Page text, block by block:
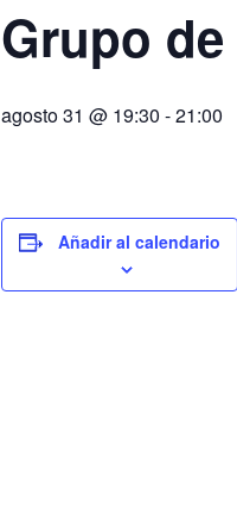
Grupo
agosto 31 @ 19:30 -21:00
Añadir al calendario